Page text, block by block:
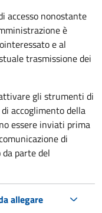
accesso nonostante
è
e al
trasmissione dei
gli strumenti di
accoglimento della
essere inviati prima
di
parte del
allegare